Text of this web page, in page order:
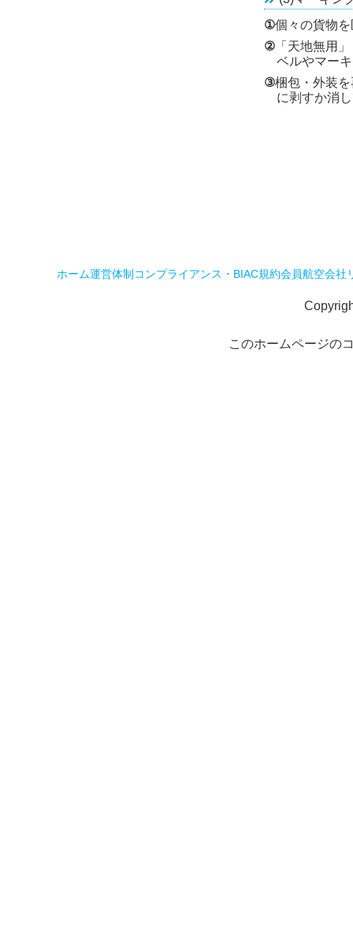
①個々の貨物
② 「天地無用
ベルやマー
③梱包・外装
に剥すか消
ホーム運営体制 コンプライアンス・BIAC規約会員航空会社
このホームページの